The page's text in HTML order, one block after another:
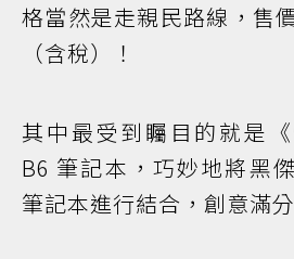
格當然是走親民路線，售
（含稅）！
其中最受到矚目的就是
B6 筆記本，巧妙地將黑
筆記本進行結合，創意滿分